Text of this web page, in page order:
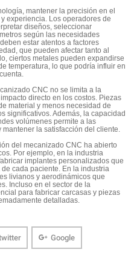
mantener la precisión en el
experiencia. Los operadores de
diseños, seleccionar
según las necesidades
estar atentos a factores
que pueden afectar tanto al
ciertos metales pueden expandirse
temperatura, lo que podría influir en
CNC no se limita a la
directo en los costos. Piezas
material y menos necesidad de
significativos. Además, la capacidad
volúmenes permite a las
la satisfacción del cliente.
del mecanizado CNC ha abierto
Por ejemplo, en la industria
implantes personalizados que
cada paciente. En la industria
livianos y aerodinámicos que
Incluso en el sector de la
para fabricar carcasas y piezas
detalladas.
Google